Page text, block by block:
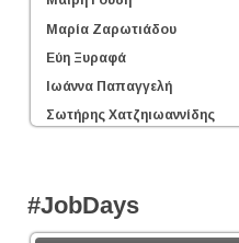
Μαρία Ζαρωτιάδου
Εύη Ξυραφά
Ιωάννα Παπαγγελή
Σωτήρης Χατζηιωαννίδης
#JobDays